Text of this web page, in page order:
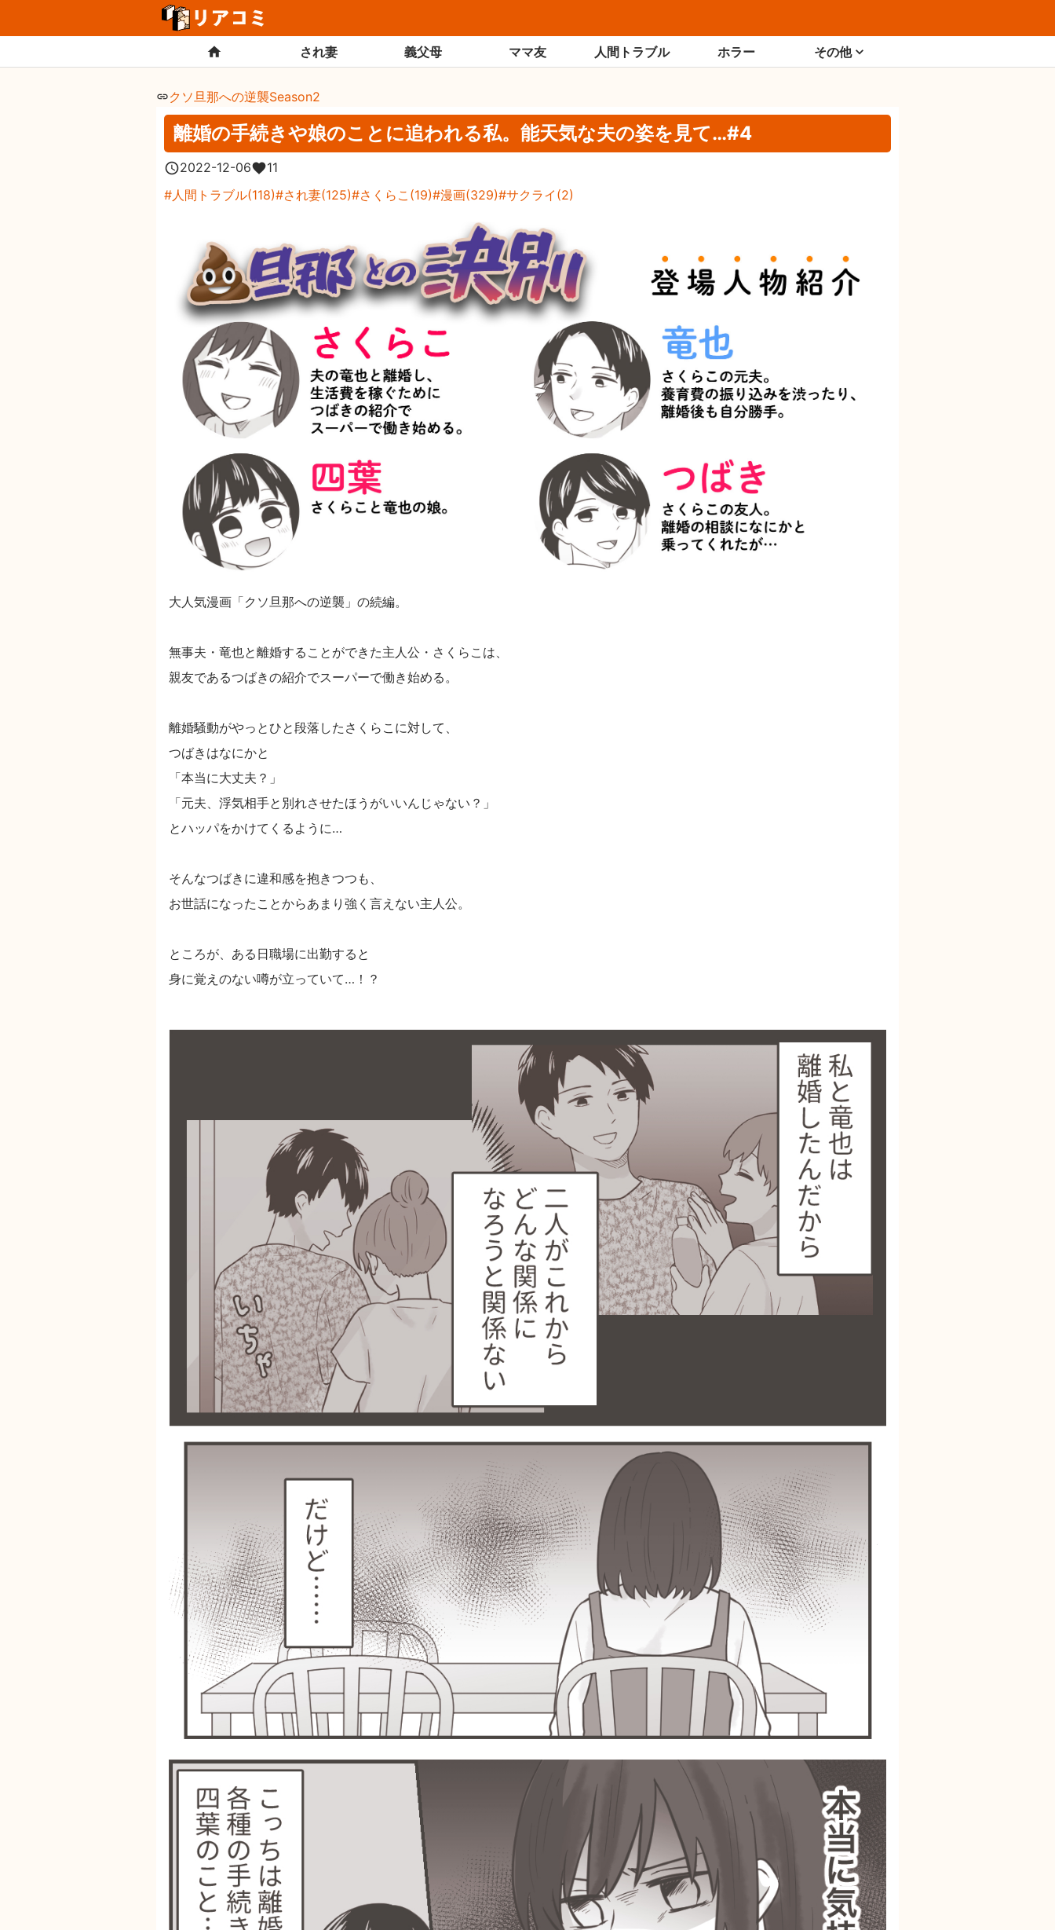
され妻 義父母 ママ友 人間トラブル ホラー その他
クソ旦那への逆襲Season2
離婚の手続きや娘のことに追われる私。能天気な夫の姿を見て…#4
2022-12-06
11
人間トラブル(118) され妻(125) さくらこ (19) 漫画(329) サクライ (2)
大人気漫画「クソ旦那への逆襲」の続編。
無事夫・竜也と離婚することができた主人公・さくらこは、
親友であるつばきの紹介でスーパーで働き始める。
離婚騒動がやっとひと段落したさくらこに対して、
つばきはなにかと
「本当に大丈夫？」
「元夫、浮気相手と別れさせたほうがいいんじゃない？」
とハッパをかけてくるように…
そんなつばきに違和感を抱きつつも、
お世話になったことからあまり強く言えない主人公。
ところが、ある日職場に出勤すると
身に覚えのない噂が立っていて…！？